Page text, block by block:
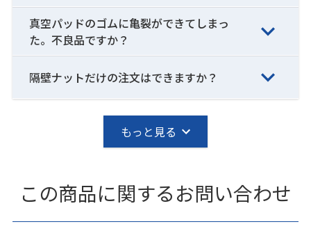
真空パッドのゴムに亀裂ができてしまっ
た。不良品ですか？
隔壁ナットだけの注文はできますか？
もっと見る
この商品に関するお問い合わせ